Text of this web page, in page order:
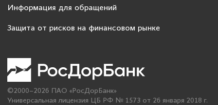
Информация для обращений
Защита от рисков на финансовом рынке
©2000–2026 ПАО «РосДорБанк»
Универсальная лицензия ЦБ РФ № 1573 от 26 января 2018 г.